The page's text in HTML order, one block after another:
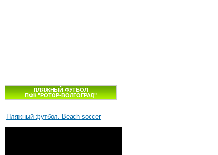
ПЛЯЖНЫЙ ФУТБОЛ
ПФК "РОТОР-ВОЛГОГРАД"
Пляжный футбол. Beach soccer